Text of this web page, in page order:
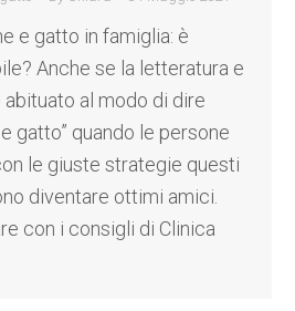
e gatto in famiglia: è
Anche se la letteratura e
abituato al modo di dire
gatto” quando le persone
le giuste strategie questi
diventare ottimi amici.
con i consigli di Clinica